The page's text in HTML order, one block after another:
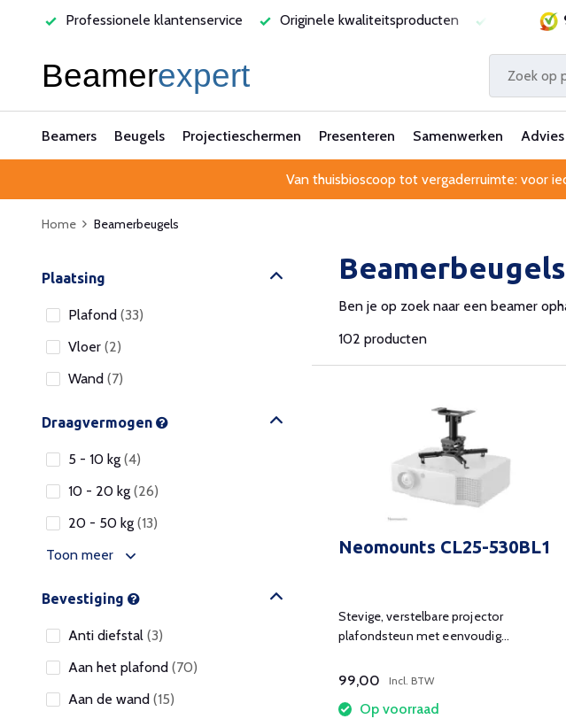
Originele kwaliteitsproducten Laagste prijsgarantie Al 25 jaar
Beamers Beugels Projectieschermen Presenteren Samenwerken
Van thuisbioscoop tot vergaderruimte: voor
Home Beamerbeugels
Plaatsing
Plafond (33)
Vloer (2)
Wand (7)
Draagvermogen
5 - 10 kg (4)
10 - 20 kg (26)
20 - 50 kg (13)
Toon meer
Bevestiging
Anti diefstal (3)
Aan het plafond (70)
Aan de wand (15)
Beamerbeugels
Ben je op zoek naar een beamer
102 producten
Neomounts CL25-530BL1
Stevige, verstelbare projector
plafondsteun met eenvoudig
99,00 Incl. BTW
Op voorraad